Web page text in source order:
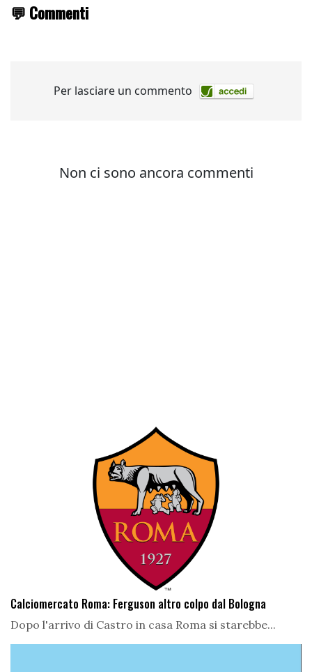
💬 Commenti
Calciomercato Roma: Ferguson altro colpo dal Bologna
Dopo l'arrivo di Castro in casa Roma si starebbe...